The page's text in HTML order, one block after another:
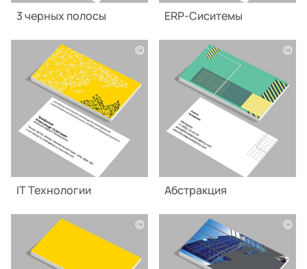
3 черных полосы ERP-Сиситемы
©
IT Технологии
©
Абстракция
© ©